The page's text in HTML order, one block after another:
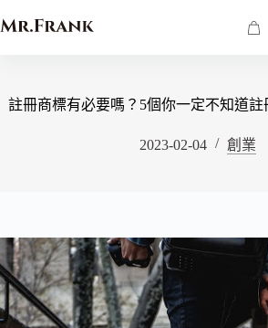
註冊商標有必要嗎？5個你一定不知道
2023-02-04 創業